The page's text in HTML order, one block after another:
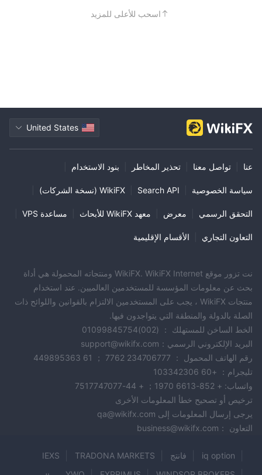
اسحب للأعلى للمزيد
United States
عنا تواصل معنا تحذير المخاطر بنود الاستخدام
سياسة الخصوصية Search API WikiFX (نسخة الشركات)
التحقق الرسمي معرض معهد WikiFX للأبحاث مساعدة VPS
التعاون التجاري الأقسام الإقليمية
نت تزور موقع WikiFX. WikiFX Internet ومنتجاته المحمولة هي أداة
بحث عن معلومات المؤسسة للمستخدمين العالميين. عند استخدام
منتجات WikiFX ، يجب على المستخدمين الالتزام بالقوانين واللوائح ذات
الصلة بالدولة والمنطقة التي يتواجدون فيها.
الخط الساخن للمستهلك ： (002)01099845754
البريد الإلكتروني الرسمي：support@wikifx.com
رقم الهاتف المحمول ： 234706777 7762 ； 61 449895363
تليجرام： +60 103342306
واتساب: + 852-6613 1970； + 44-7517747077
ترخيص أو تصحيح خطأ المعلومات الأخرى
يرجى إرسال المعلومات إلى qa@wikifx.com
التعاون ：business@wikifx.com
iq option فانتج TRADONA MARKETS
IEXS